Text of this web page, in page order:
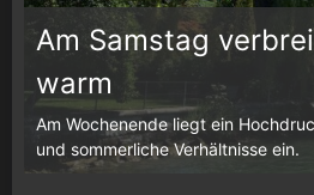
Am Samstag
warm
Am Wochenende liegt ein
und sommerliche Verhältnisse ein.